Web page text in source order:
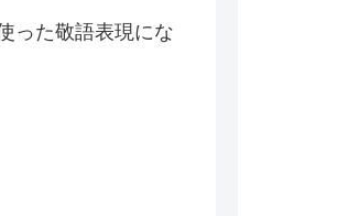
った敬語表現にな